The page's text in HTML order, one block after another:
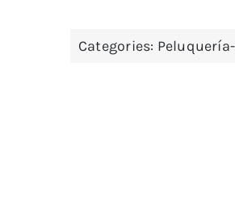
Categories: